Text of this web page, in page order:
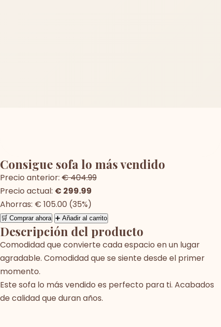
Consigue sofa lo más vendido
Precio anterior: € 404.99
Precio actual: € 299.99
Ahorras: € 105.00 (35%)
🛒 Comprar ahora ➕ Añadir al carrito
Descripción del producto
Comodidad que convierte cada espacio en un lugar
agradable. Comodidad que se siente desde el primer
momento.
Este sofa lo más vendido es perfecto para ti. Acabados
de calidad que duran años.